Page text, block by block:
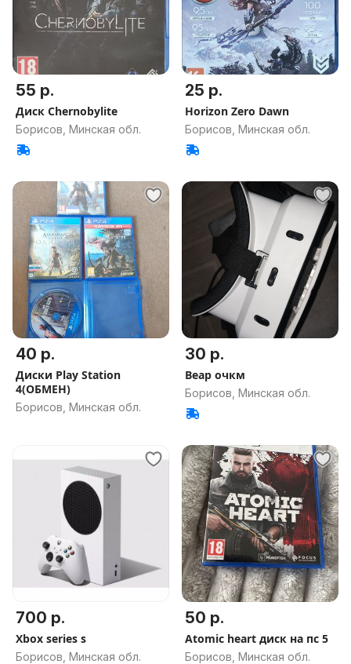
55 р.
Диск Chernobylite
Борисов, Минская обл.
25 р.
Horizon Zero Dawn
Борисов, Минская обл.
40 р.
Диски Play Station
4(ОБМЕН)
Борисов, Минская обл.
30 р.
Веар очкм
Борисов, Минская обл.
700 р.
Xbox series s
Борисов, Минская обл.
50 р.
Atomic heart диск на пс 5
Борисов, Минская обл.